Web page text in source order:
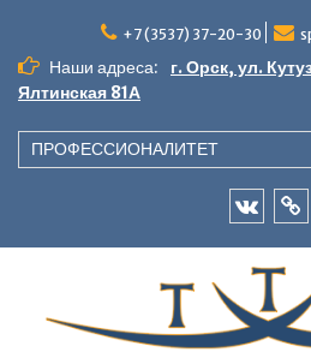
содержимому
+7 (3537) 37-20-30
Наши адреса:
г. Орск, ул.
Ялтинская 81А
ПРОФЕССИОНАЛИТЕТ